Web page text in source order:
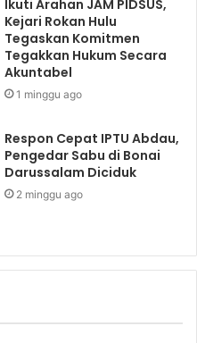
Ikuti Arahan JAM PIDSUS,
Kejari Rokan Hulu
Tegaskan Komitmen
Tegakkan Hukum Secara
Akuntabel
1 minggu ago
Respon Cepat IPTU Abdau,
Pengedar Sabu di Bonai
Darussalam Diciduk
2 minggu ago